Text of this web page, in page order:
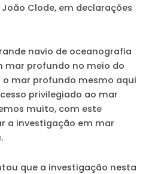
Clode, em declarações
navio de oceanografia
mar profundo no meio do
mar profundo mesmo aqui
privilegiado ao mar
muito, com este
a investigação em mar
que a investigação nesta